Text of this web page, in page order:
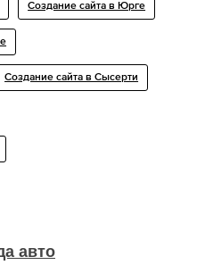
Создание сайта в Юрге
Создание сайта в Сысерти
авто